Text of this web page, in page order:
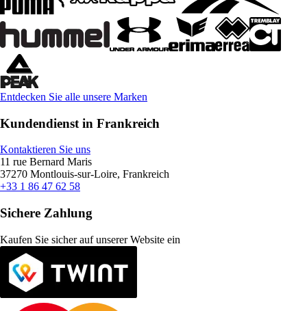
Entdecken Sie alle unsere Marken
Kundendienst in Frankreich
Kontaktieren Sie uns
11 rue Bernard Maris
37270 Montlouis-sur-Loire, Frankreich
+33 1 86 47 62 58
Sichere Zahlung
Kaufen Sie sicher auf unserer Website ein